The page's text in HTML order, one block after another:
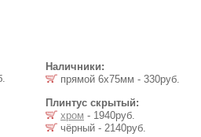
Наличники:
прямой 6х75мм - 330руб.
Плинтус скрытый:
хром - 1940руб.
чёрный - 2140руб.